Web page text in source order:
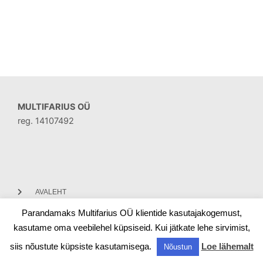
MULTIFARIUS OÜ
reg. 14107492
AVALEHT
KONTAKT
Parandamaks Multifarius OÜ klientide kasutajakogemust,
kasutame oma veebilehel küpsiseid. Kui jätkate lehe sirvimist,
siis nõustute küpsiste kasutamisega.
Nõustun Loe lähemalt